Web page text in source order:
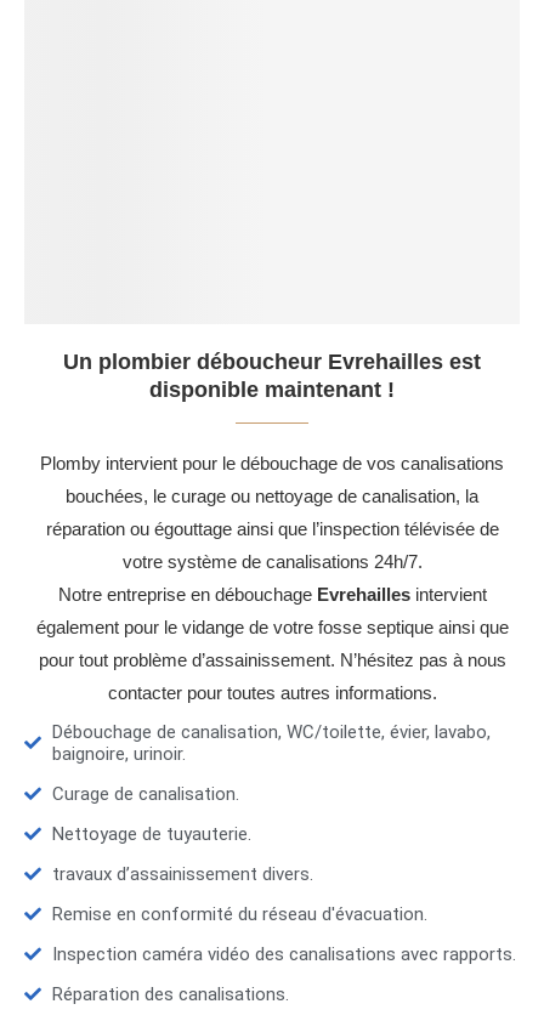
Un plombier déboucheur Evrehailles est
disponible maintenant !
Plomby intervient pour le débouchage de vos canalisations
bouchées, le curage ou nettoyage de canalisation, la
réparation ou égouttage ainsi que l’inspection télévisée de
votre système de canalisations 24h/7.
Notre entreprise en débouchage Evrehaillesintervient
également pour le vidange de votre fosse septique ainsi que
pour tout problème d’assainissement. N’hésitez pas à nous
contacter pour toutes autres informations.
Débouchage de canalisation, WC/toilette, évier, lavabo,
baignoire, urinoir.
Curage de canalisation.
Nettoyage de tuyauterie.
travaux d’assainissement divers.
Remise en conformité du réseau d'évacuation.
Inspection caméra vidéo des canalisations avec rapports.
Réparation des canalisations.